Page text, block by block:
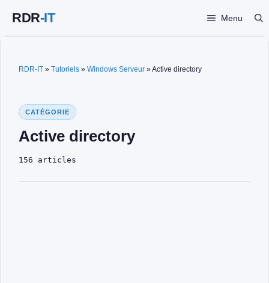
Menu
RDR-IT » Tutoriels » Windows Serveur »Active directory
CATÉGORIE
Active directory
156 articles